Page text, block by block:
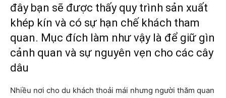
đây bạn sẽ được thấy quy trình sản xuất
khép kín và có sự hạn chế khách tham
quan. Mục đích làm như vậy là để giữ gìn
cảnh quan và sự nguyên vẹn cho các cây
dâu
Nhiều nơi cho du khách thoải mái nhưng người thăm quan